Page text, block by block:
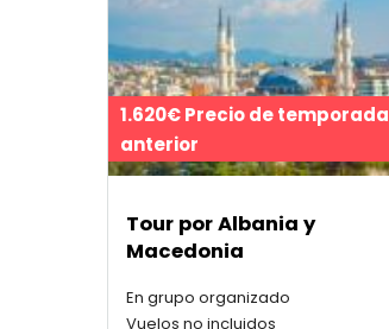
1.620€ Precio de temporada
anterior
Tour por Albania y
Macedonia
En grupo organizado
Vuelos no incluidos